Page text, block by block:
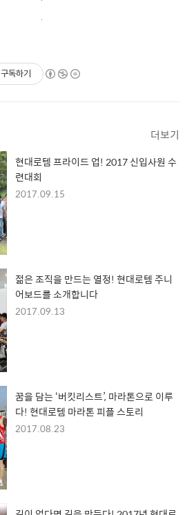
구독하기
더보기
현대로템 프라이드 업! 2017 신입사원 수
련대회
2017.09.15
젊은 조직을 만드는 열정! 현대로템 주니
어보드를 소개합니다
2017.09.13
꿈을 담는 ‘버킷리스트’, 마라톤으로 이루
다! 현대로템 마라톤 피플 스토리
2017.08.23